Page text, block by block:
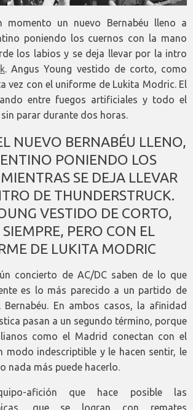
momento un nuevo Bernabéu lleno a
poniendo los cuernos con la mano
los labios y se deja llevar por la intro
. Angus Young vestido de corto, como
vez con el uniforme de Lukita Modric. El
entre fuegos artificiales y todo el
parar durante dos horas.
NUEVO BERNABÉU LLENO,
PONIENDO LOS
SE DEJA LLEVAR
DE THUNDERSTRUCK.
VESTIDO DE CORTO,
PERO CON EL
DE LUKITA MODRIC
concierto de AC/DC saben de lo que
es lo más parecido a un partido de
Bernabéu. En ambos casos, la afinidad
pasan a un segundo término, porque
como el Madrid conectan con el
modo indescriptible y le hacen sentir, le
nada más puede hacerlo.
afición que hace posible las
que se logran con remates